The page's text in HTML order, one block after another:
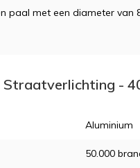
paal met een diameter van
-
Aluminium
50.000